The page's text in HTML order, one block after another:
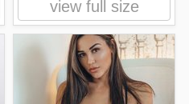
view full size